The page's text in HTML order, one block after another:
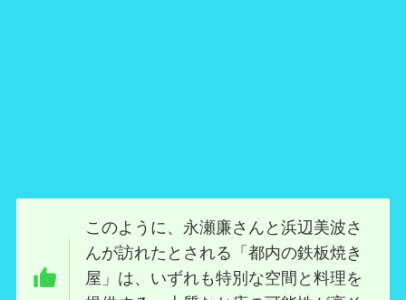
このように、永瀬廉さんと浜辺美波さ
んが訪れたとされる「都内の鉄板焼き
屋」は、いずれも特別な空間と料理を